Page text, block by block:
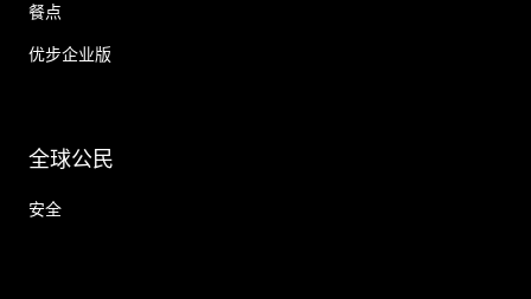
餐点
优步企业版
全球公民
安全